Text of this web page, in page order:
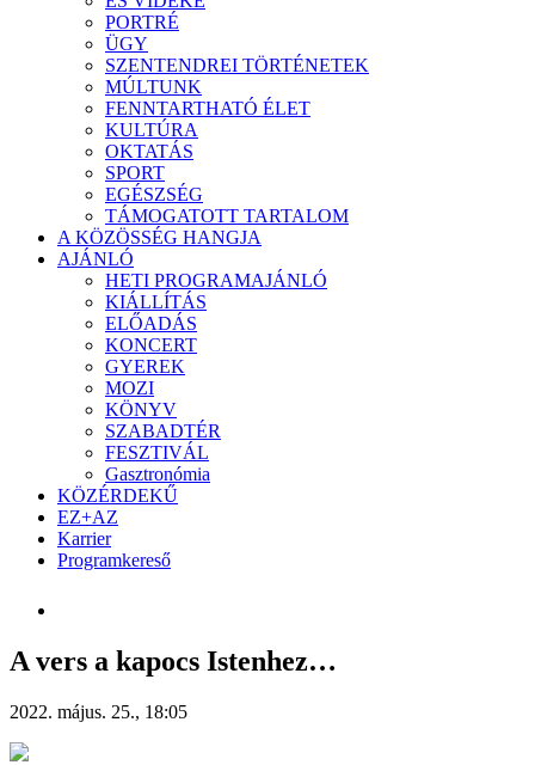
PORTRÉ
ÜGY
SZENTENDREI TÖRTÉNETEK
MÚLTUNK
FENNTARTHATÓ ÉLET
KULTÚRA
OKTATÁS
SPORT
EGÉSZSÉG
TÁMOGATOTT TARTALOM
A KÖZÖSSÉG HANGJA
AJÁNLÓ
HETI PROGRAMAJÁNLÓ
KIÁLLÍTÁS
ELŐADÁS
KONCERT
GYEREK
MOZI
KÖNYV
SZABADTÉR
FESZTIVÁL
Gasztronómia
KÖZÉRDEKŰ
EZ+AZ
Karrier
Programkereső
A vers a kapocs Istenhez…
2022. május. 25., 18:05